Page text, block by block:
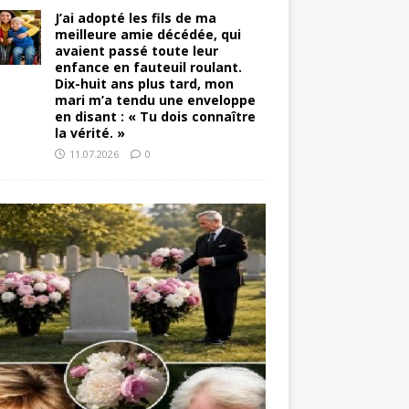
J’ai adopté les fils de ma
meilleure amie décédée, qui
avaient passé toute leur
enfance en fauteuil roulant.
Dix-huit ans plus tard, mon
mari m’a tendu une enveloppe
en disant : « Tu dois connaître
la vérité. »
11.07.2026 0